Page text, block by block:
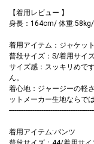
【着用レビュー 】
身長：164cm/ 体重
着用アイテム：ジャケット
普段サイズ：S/着用サイ
サイズ感：スッキリめで
ん。
着心地：ジャージーの軽
ットメーカー生地ならで
着用アイテム:パンツ